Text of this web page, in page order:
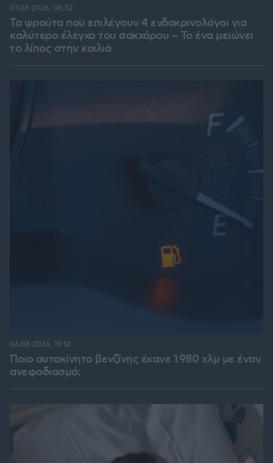
Τα φρούτα που επιλέγουν 4 ενδοκρινολόγοι για
καλύτερο έλεγχο του σακχάρου – Το ένα μειώνει
το λίπος στην κοιλιά
07.08.2026, 08:32
Ποιο αυτοκίνητο βενζίνης έκανε 1.980 χλμ με έναν
ανεφοδιασμό;
06.08.2026, 19:12